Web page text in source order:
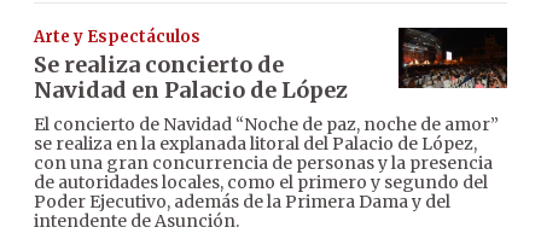
Arte y Espectáculos
Se realiza concierto de
Navidad en Palacio de López
El concierto de Navidad “Noche de paz, noche de amor”
se realiza en la explanada litoral del Palacio de López,
con una gran concurrencia de personas y la presencia
de autoridades locales, como el primero y segundo del
Poder Ejecutivo, además de la Primera Dama y del
intendente de Asunción.